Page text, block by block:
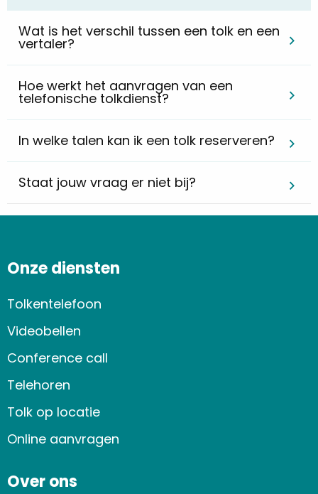
Wat is het verschil tussen een tolk en een
vertaler?
Hoe werkt het aanvragen van een
telefonische tolkdienst?
In welke talen kan ik een tolk reserveren?
Staat jouw vraag er niet bij?
Onze diensten
Tolkentelefoon
Videobellen
Conference call
Telehoren
Tolk op locatie
Online aanvragen
Over ons